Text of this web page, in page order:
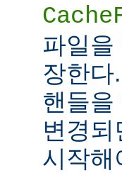
파일을
장한다
핸들을
변경
시작해